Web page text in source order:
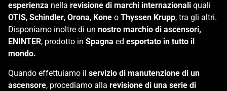
esperienza nella revisione di marchi internazionali quali
OTIS, Schindler, Orona, Kone o Thyssen Krupp, tra gli altri.
Disponiamo inoltre di un nostro marchio di ascensori,
ENINTER, prodotto in Spagna ed esportato in tutto il
mondo.
Quando effettuiamo il servizio di manutenzione di un
ascensore, procediamo alla revisione di una serie di